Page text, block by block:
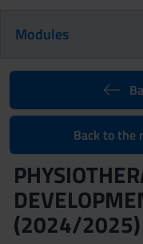
Modules
Back to the
(2024/2025)